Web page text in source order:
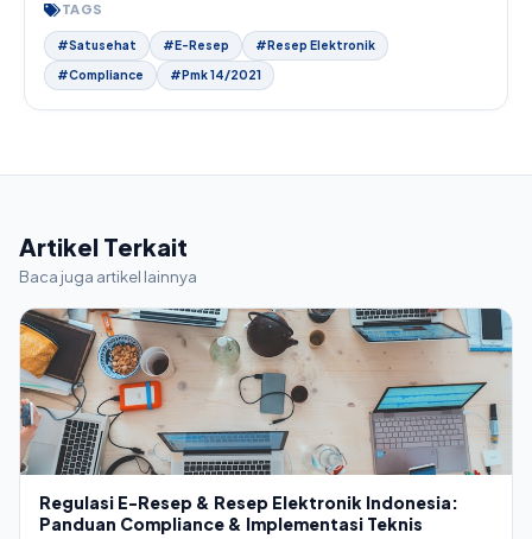
TAGS
#Satusehat #E-Resep #Resep Elektronik
#Compliance #Pmk 14/2021
Artikel Terkait
Baca juga artikel lainnya
Regulasi E-Resep & Resep Elektronik Indonesia:
Panduan Compliance & Implementasi Teknis